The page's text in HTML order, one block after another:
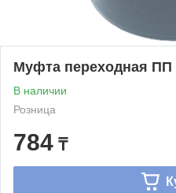
Муфта переходная ПП
В наличии
Розница
784 ₸